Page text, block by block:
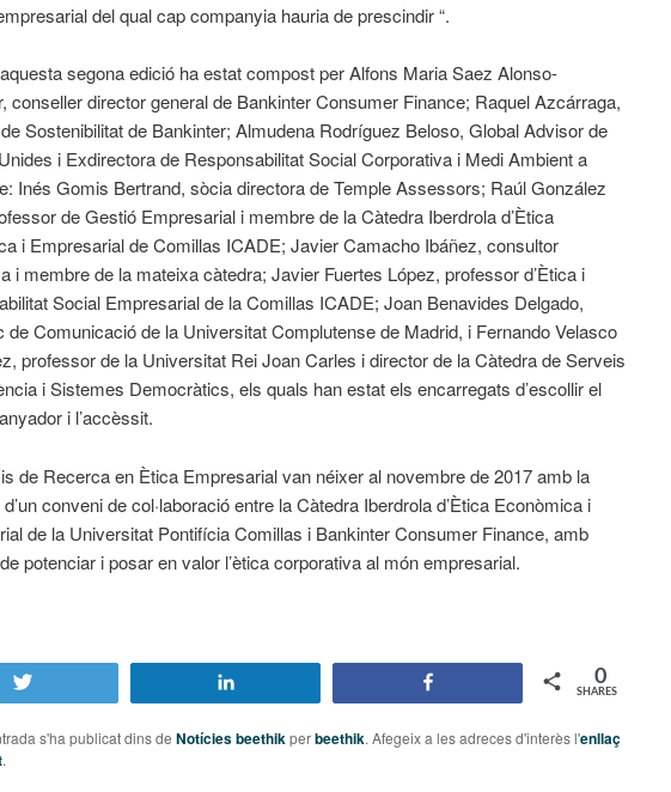
del qual cap companyia hauria de prescindir “.
segona edició ha estat compost per Alfons Maria Saez Alonso-
conseller director general de Bankinter Consumer Finance; Raquel Azcárraga,
Sostenibilitat de Bankinter; Almudena Rodríguez Beloso, Global Advisor de
i Exdirectora de Responsabilitat Social Corporativa i Medi Ambient a
Inés Gomis Bertrand, sòcia directora de Temple Assessors; Raúl González
de Gestió Empresarial i membre de la Càtedra Iberdrola d’Ètica
i Empresarial de Comillas ICADE; Javier Camacho Ibáñez, consultor
i membre de la mateixa càtedra; Javier Fuertes López, professor d’Ètica i
Social Empresarial de la Comillas ICADE; Joan Benavides Delgado,
de Comunicació de la Universitat Complutense de Madrid, i Fernando Velasco
professor de la Universitat Rei Joan Carles i director de la Càtedra de Serveis
i Sistemes Democràtics, els quals han estat els encarregats d’escollir el
i l’accèssit.
de Recerca en Ètica Empresarial van néixer al novembre de 2017 amb la
conveni de col·laboració entre la Càtedra Iberdrola d’Ètica Econòmica i
de la Universitat Pontifícia Comillas i Bankinter Consumer Finance, amb
de potenciar i posar en valor l’ètica corporativa al món empresarial.
SHARES
0
s'ha publicat dins de Notícies beethikperbeethik. Afegeix a les adreces d'interès l'enllaç
.